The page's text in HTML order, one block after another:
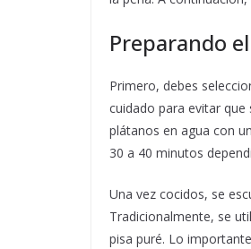
Preparando
Primero, debes
cuidado para evitar
plátanos en agua con
30 a 40 minutos
Una vez cocidos, se
Tradicionalmente, se
pisa puré. Lo